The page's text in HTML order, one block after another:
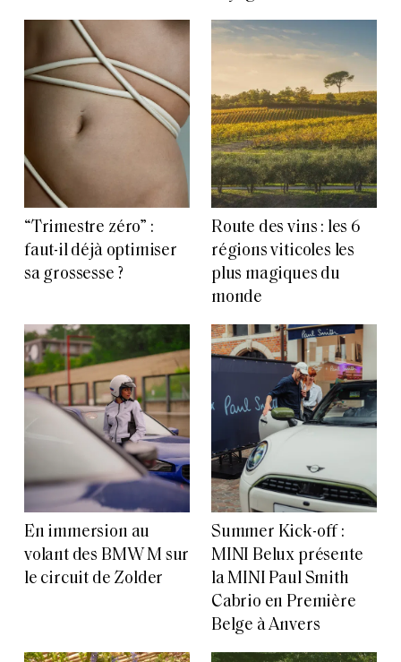
“Trimestre zéro” :
faut-il déjà optimiser
sa grossesse ?
Route des vins : les 6
régions viticoles les
plus magiques du
monde
En immersion au
volant des BMW M sur
le circuit de Zolder
Summer Kick-off :
MINI Belux présente
la MINI Paul Smith
Cabrio en Première
Belge à Anvers